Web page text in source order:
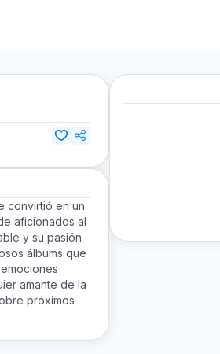
convirtió en un
aficionados al
y su pasión
álbums que
amante de la
próximos